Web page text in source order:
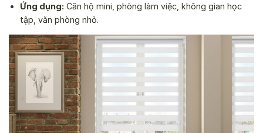
Ứng dụng: Căn hộ mini, phòng làm việc, không gian học
tập, văn phòng nhỏ.